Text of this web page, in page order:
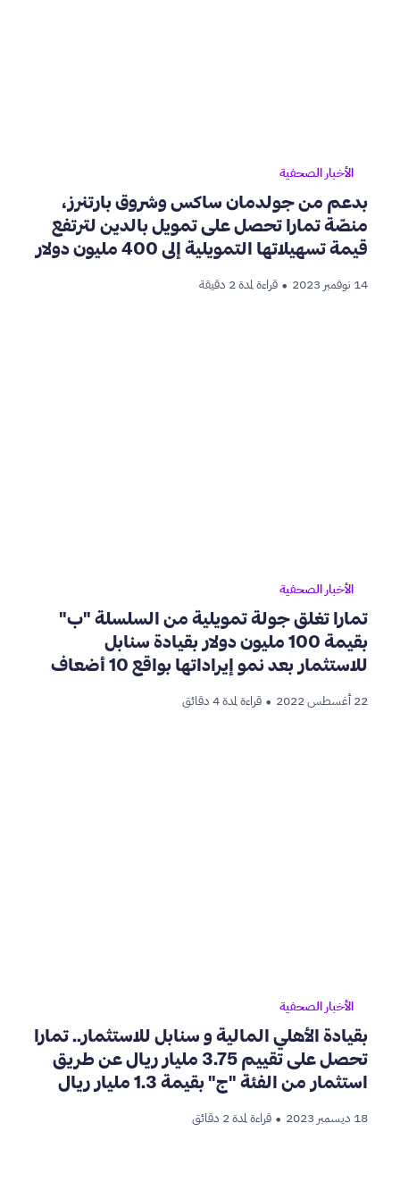
الأخبار الصحفية
بدعم من جولدمان ساكس وشروق بارتنرز،
منصّة تمارا تحصل على تمويل بالدين لترتفع
قيمة تسهيلاتها التمويلية إلى 400 مليون دولار
14 نوفمبر 2023 • قراءة لمدة 2 دقيقة
الأخبار الصحفية
تمارا تغلق جولة تمويلية من السلسلة "ب"
بقيمة 100 مليون دولار بقيادة سنابل
للاستثمار بعد نمو إيراداتها بواقع 10 أضعاف
خلال عام22 أغسطس 2022 • قراءة لمدة 4 دقائق
الأخبار الصحفية
بقيادة الأهلي المالية و سنابل للاستثمار.. تمارا
تحصل على تقييم 3.75 مليار ريال عن طريق
استثمار من الفئة "ج" بقيمة 1.3 مليار ريال
لتصبح أول شركة سعودية مليارية ناشئة في
قطاع التقنية المالية
18 ديسمبر 2023 • قراءة لمدة 2 دقائق